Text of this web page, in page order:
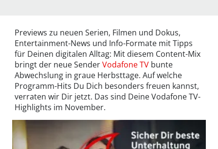
Previews zu neuen Serien, Filmen und Dokus,
Entertainment-News und Info-Formate mit Tipps
für Deinen digitalen Alltag: Mit diesem Content-Mix
bringt der neue SenderVodafone TV bunte
Abwechslung in graue Herbsttage. Auf welche
Programm-Hits Du Dich besonders freuen kannst,
verraten wir Dir jetzt. Das sind Deine Vodafone TV-
Highlights im November.